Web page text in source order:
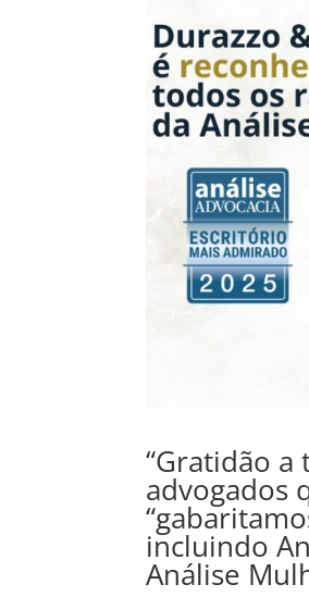
“Gratidão
advogados
incluindo
Análise